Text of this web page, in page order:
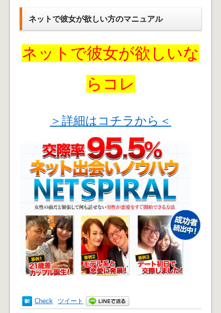
ネットで彼女が欲しい方のマニュアル
ネットで彼女が欲しいな
らコレ
＞詳細はコチラから＜
Check ツイート